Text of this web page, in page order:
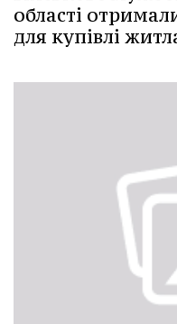
області
для купівлі